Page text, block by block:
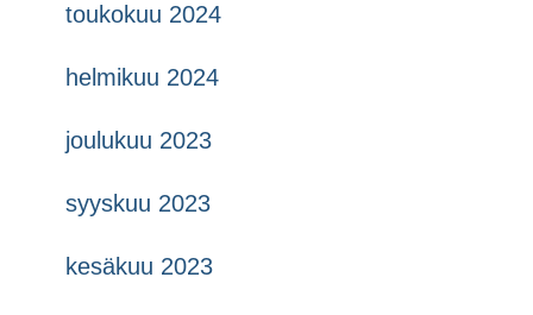
toukokuu 2024
helmikuu 2024
joulukuu 2023
syyskuu 2023
kesäkuu 2023